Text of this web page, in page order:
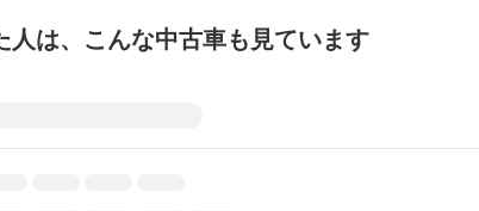
人は、こんな中古車も見ています